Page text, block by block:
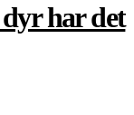
har det